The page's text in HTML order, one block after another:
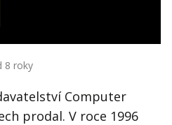
8 roky
Computer
prodal. V roce 1996